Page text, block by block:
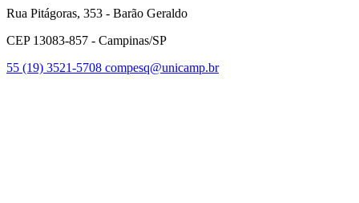
Rua Pitágoras, 353 - Barão Geraldo
CEP 13083-857 - Campinas/SP
55 (19) 3521-5708 compesq@unicamp.br